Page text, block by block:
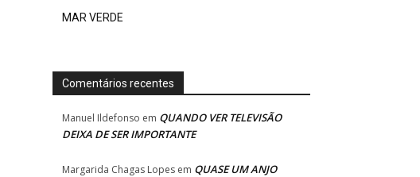
MAR VERDE
Comentários recentes
Manuel Ildefonso em QUANDO VER TELEVISÃO
DEIXA DE SER IMPORTANTE
Margarida Chagas Lopes em QUASE UM ANJO